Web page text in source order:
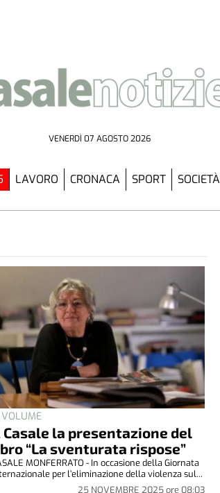
VENERDÌ 07 AGOSTO 2026
LAVORO CRONACA SPORT SOCIETÀ
Casale la presentazione del
“La sventurata rispose”
25 NOVEMBRE 2025ore 08:03
MONFERRATO - In occasione della Giornata
per l’eliminazione della violenza sul...